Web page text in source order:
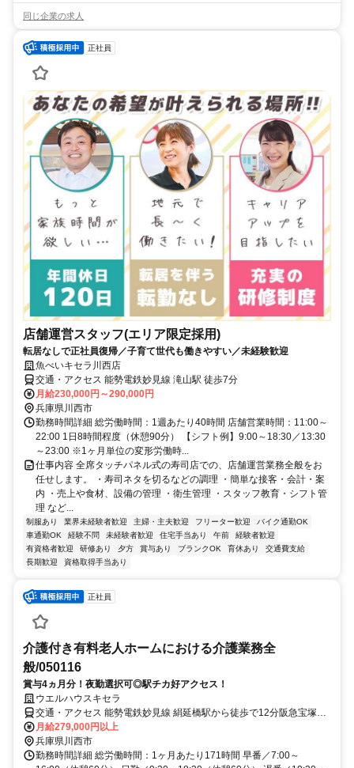
同じ企業の求人
正社員
店舗運営スタッフ(エリア限定採用)
転居なしで正社員復帰／子育て世代も働きやすい／未経験歓迎
魚べいキセラ川西店
交通・アクセス 能勢電鉄妙見線 滝山駅 徒歩7分
月給230,000円～290,000円
兵庫県川西市
勤務時間詳細 総労働時間：1週あたり40時間 店舗営業時間：11:00～
22:00 1日8時間程度（休憩90分） 【シフト例】9:00～18:30／13:30
～23:00 ※1ヶ月単位の変形労働時...
仕事内容 全席タッチパネル式の寿司店での、店舗運営業務全般をお
任せします。 ・寿司ネタを切るなどの調理 ・簡単な接客・会計・案
内 ・売上や食材、設備の管理 ・衛生管理 ・スタッフ教育・シフト管
理 など...
制服あり 業界未経験者歓迎 主婦・主夫歓迎 フリーター歓迎
バイク通勤OK
車通勤OK
経験不問 未経験者歓迎 住宅手当あり 午前
経験者歓迎
有資格者歓迎
研修あり 夕方 賞与あり ブランクOK 育休あり
交通費支給
長期歓迎
資格取得手当あり
正社員
介護付き有料老人ホームにおける介護業務全
般/050116
賞与4ヵ月分！夜勤選択可◎駅チカ好アクセス！
ウエルハウスキセラ
交通・アクセス 能勢電鉄妙見線 絹延橋駅から徒歩で12分阪急宝塚本
線 川西能勢口駅から徒歩で14分能勢電鉄妙見線 川西能勢口駅から徒
歩で14分
月給279,000円以上
兵庫県川西市
勤務時間詳細 総労働時間：1ヶ月あたり171時間 早番／7:00～